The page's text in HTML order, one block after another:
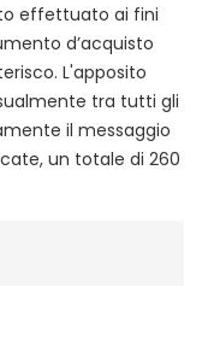
effettuato ai fini
d’acquisto
L'apposito
tra tutti gli
il messaggio
un totale di 260